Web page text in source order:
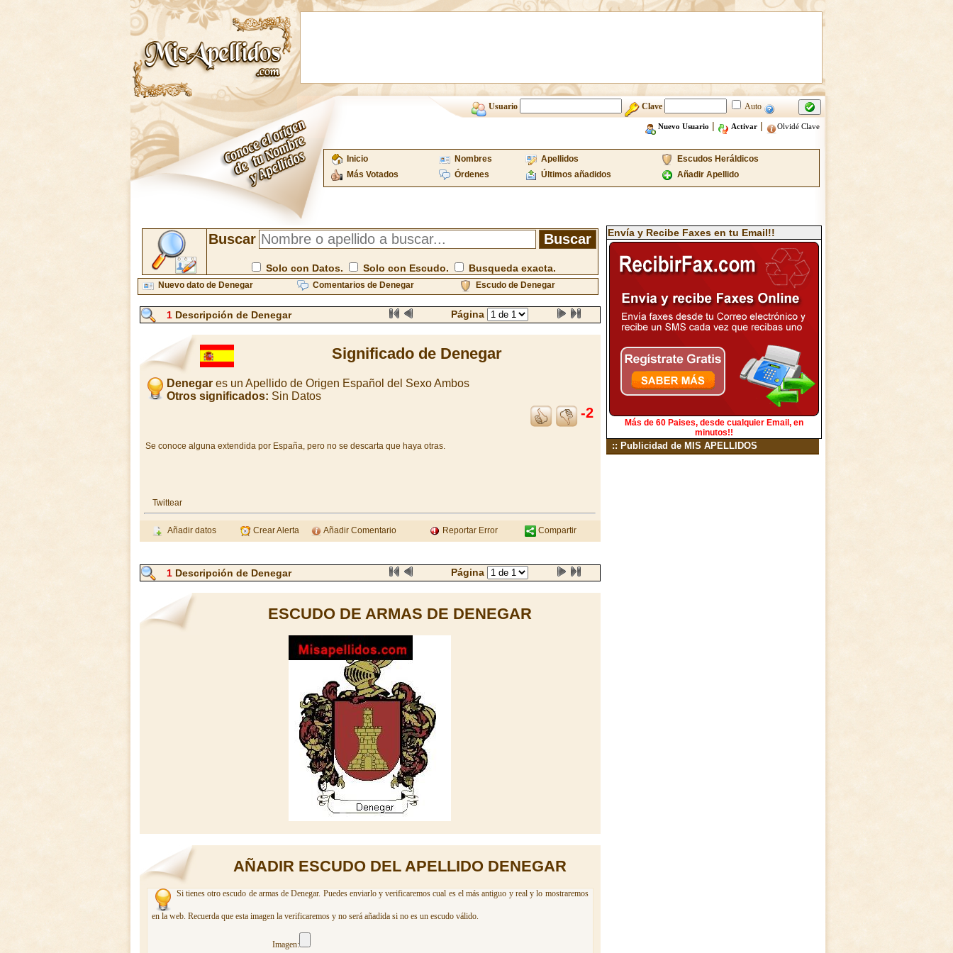
Usuario Clave Auto
Nuevo Usuario | Activar| Olvidé Clave
Inicio Nombres Apellidos
Escudos Heráldicos
Más Votados
Órdenes Últimos añadidos Añadir Apellido
Buscar
Solo con Datos. Solo con Escudo. Busqueda exacta.
Nuevo dato de Denegar Comentarios de Denegar Escudo de Denegar
1Descripción de Denegar Página
Significado de Denegar
Denegar es un Apellido de Origen Español del Sexo Ambos
Otros significados: Sin Datos
-2
Se conoce alguna extendida por España, pero no se descarta que haya otras.
Twittear
Añadir datos Crear Alerta Añadir Comentario Reportar Error Compartir
1Descripción de Denegar Página
ESCUDO DE ARMAS DE DENEGAR
AÑADIR ESCUDO DEL APELLIDO DENEGAR
Si tienes otro escudo de armas de Denegar. Puedes enviarlo y verificaremos cual es el más antiguo y real y lo mostraremos
en la web. Recuerda que esta imagen la verificaremos y no será añadida si no es un escudo válido.
Imagen:
Envía y Recibe Faxes en tu Email!!
Más de 60 Paises, desde cualquier Email, en
minutos!!
:: Publicidad de MIS APELLIDOS